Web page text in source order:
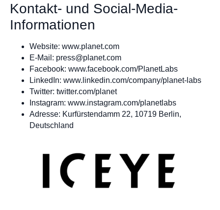
Kontakt- und Social-Media-
Informationen
Website: www.planet.com
E-Mail: press@planet.com
Facebook: www.facebook.com/PlanetLabs
LinkedIn: www.linkedin.com/company/planet-labs
Twitter: twitter.com/planet
Instagram: www.instagram.com/planetlabs
Adresse: Kurfürstendamm 22, 10719 Berlin,
Deutschland